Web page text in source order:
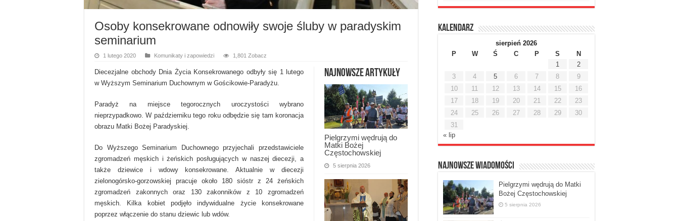
Osoby konsekrowane odnowiły swoje śluby w paradyskim
seminarium
1 lutego 2020 Komunikaty i zapowiedzi 1,801 Zobacz
Najnowsze artykuły
Pielgrzymi wędrują do
Matki Bożej
Częstochowskiej
5 sierpnia 2026
Diecezjalne obchody Dnia Życia Konsekrowanego odbyły się 1 lutego
w Wyższym Seminarium Duchownym w Gościkowie-Paradyżu.
Paradyż na miejsce tegorocznych uroczystości wybrano
nieprzypadkowo. W październiku tego roku odbędzie się tam koronacja
obrazu Matki Bożej Paradyskiej.
Do Wyższego Seminarium Duchownego przyjechali przedstawiciele
zgromadzeń męskich i żeńskich posługujących w naszej diecezji, a
także dziewice i wdowy konsekrowane. Aktualnie w diecezji
zielonogórsko-gorzowskiej pracuje około 180 sióstr z 24 żeńskich
zgromadzeń zakonnych oraz 130 zakonników z 10 zgromadzeń
męskich. Kilka kobiet podjęło indywidualne życie konsekrowane
poprzez włączenie do stanu dziewic lub wdów.
Kalendarz
sierpień 2026
P
W Ś C P S
N
1
2
3
4 5 6 7 8
9
10
11 12 13 14 15
16
17
18 19 20 21 22
23
24
25 26 27 28 29
30
31
« lip
Najnowsze Wiadomości
Pielgrzymi wędrują do Matki
Bożej Częstochowskiej
5 sierpnia 2026